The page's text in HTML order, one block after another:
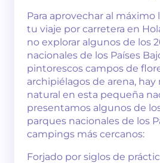
Para aprovechar al máximo
tu viaje por carretera en
no explorar algunos de los
nacionales de los Países
pintorescos campos de
archipiélagos de arena,
natural en esta pequeña
presentamos algunos de
parques nacionales de los
campings más cercanos:
Forjado por siglos de